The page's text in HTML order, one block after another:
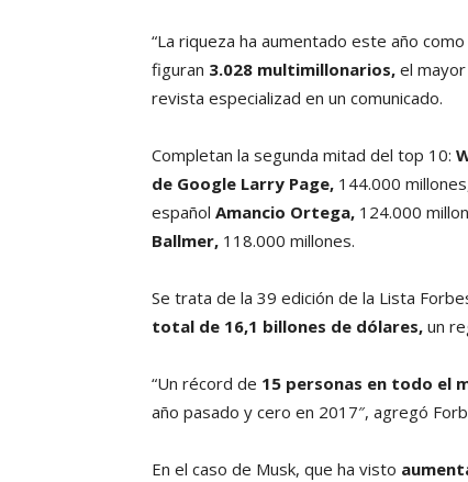
“La riqueza ha aumentado este año
figuran 3.028 multimillonarios, el
revista especializad en un comunicado.
Completan la segunda mitad del top 10:
de Google Larry Page, 144.000
español Amancio Ortega, 124.000
Ballmer, 118.000 millones.
Se trata de la 39 edición de la Lista
total de 16,1 billones de dólares, un
“Un récord de 15 personas en todo el
año pasado y cero en 2017″, agregó
En el caso de Musk, que ha visto